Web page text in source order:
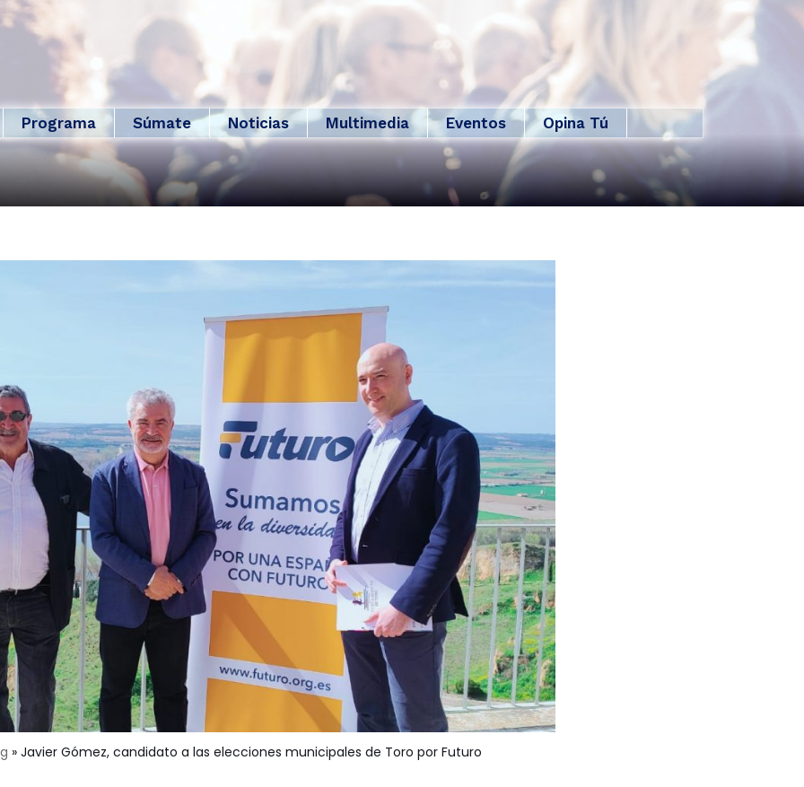
Programa Súmate Noticias Multimedia Eventos Opina Tú
» Javier Gómez, candidato a las elecciones municipales de Toro por Futuro